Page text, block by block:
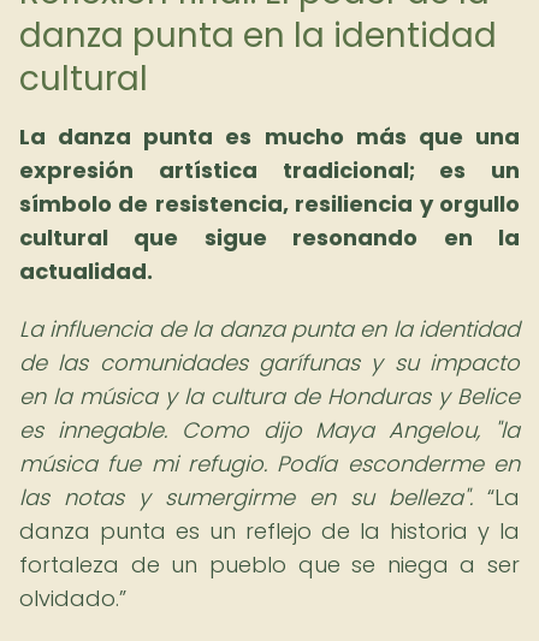
danza punta en la identidad
cultural
La danza punta es mucho más que una
expresión artística tradicional; es un
símbolo de resistencia, resiliencia y orgullo
cultural que sigue resonando en la
actualidad.
La influencia de la danza punta en la identidad
de las comunidades garífunas y su impacto
en la música y la cultura de Honduras y Belice
es innegable. Como dijo Maya Angelou, "la
música fue mi refugio. Podía esconderme en
las notas y sumergirme en su belleza".
La
danza punta es un reflejo de la historia y la
fortaleza de un pueblo que se niega a ser
olvidado.